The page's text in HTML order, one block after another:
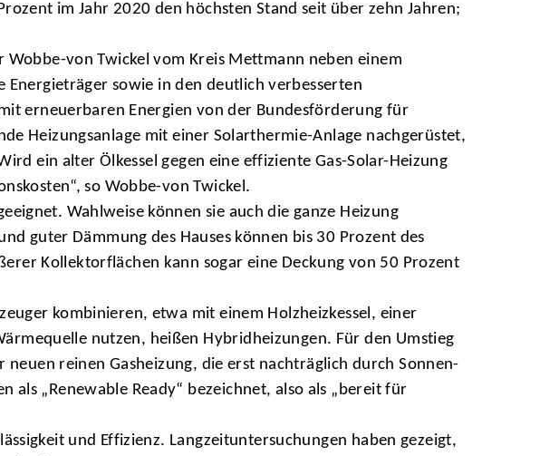
im Jahr 2020 den höchsten Stand seit über zehn Jahren;
von Twickel vom Kreis Mettmann neben einem
Energieträger sowie in den deutlich verbesserten
erneuerbaren Energien von der Bundesförderung für
Heizungsanlage mit einer Solarthermie-Anlage nachgerüstet,
ein alter Ölkessel gegen eine effiziente Gas-Solar-Heizung
so Wobbe-von Twickel.
Wahlweise können sie auch die ganze Heizung
guter Dämmung des Hauses können bis 30 Prozent des
Kollektorflächen kann sogar eine Deckung von 50 Prozent
kombinieren, etwa mit einem Holzheizkessel, einer
nutzen, heißen Hybridheizungen. Für den Umstieg
reinen Gasheizung, die erst nachträglich durch Sonnen-
„Renewable Ready“ bezeichnet, also als „bereit für
und Effizienz. Langzeituntersuchungen haben gezeigt,